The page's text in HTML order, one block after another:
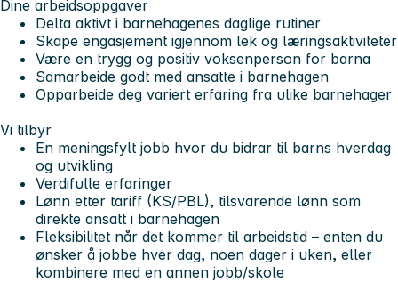
Dine arbeidsoppgaver
Delta aktivt i barnehagenes daglige rutiner
Skape engasjement igjennom lek og læringsaktiviteter
Være en trygg og positiv voksenperson for barna
Samarbeide godt med ansatte i barnehagen
Opparbeide deg variert erfaring fra ulike barnehager
Vi tilbyr
En meningsfylt jobb hvor du bidrar til barns hverdag
og utvikling
Verdifulle erfaringer
Lønn etter tariff (KS/PBL), tilsvarende lønn som
direkte ansatt i barnehagen
Fleksibilitet når det kommer til arbeidstid – enten du
ønsker å jobbe hver dag, noen dager i uken, eller
kombinere med en annen jobb/skole